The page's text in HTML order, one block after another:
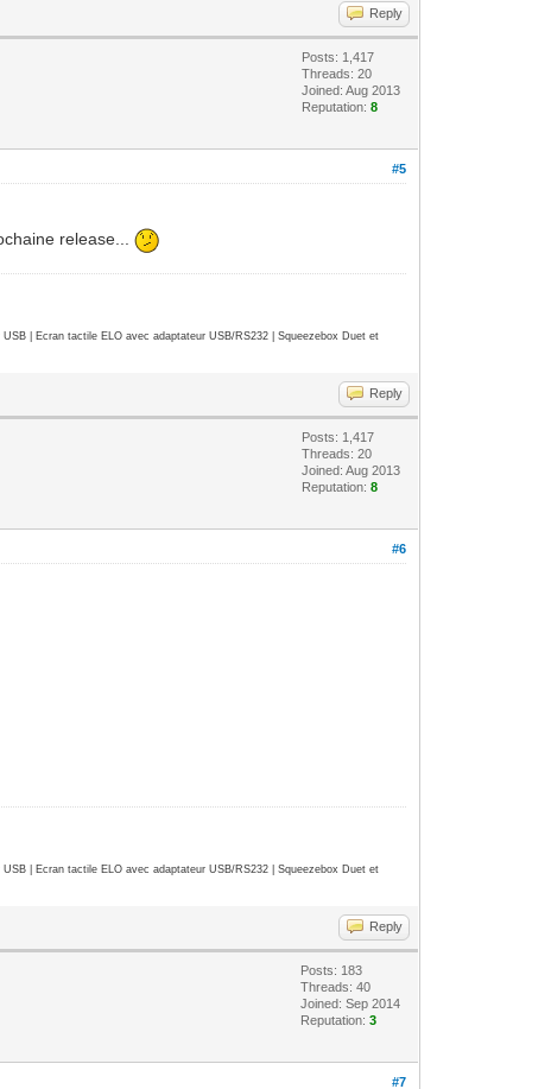
Reply
Posts: 1,417
Threads: 20
Joined: Aug 2013
Reputation:8
#5
release...
| Ecran tactile ELO avec adaptateur USB/RS232 | Squeezebox Duet et
Reply
Posts: 1,417
Threads: 20
Joined: Aug 2013
Reputation:8
#6
| Ecran tactile ELO avec adaptateur USB/RS232 | Squeezebox Duet et
Reply
Posts: 183
Threads: 40
Joined: Sep 2014
Reputation:3
#7